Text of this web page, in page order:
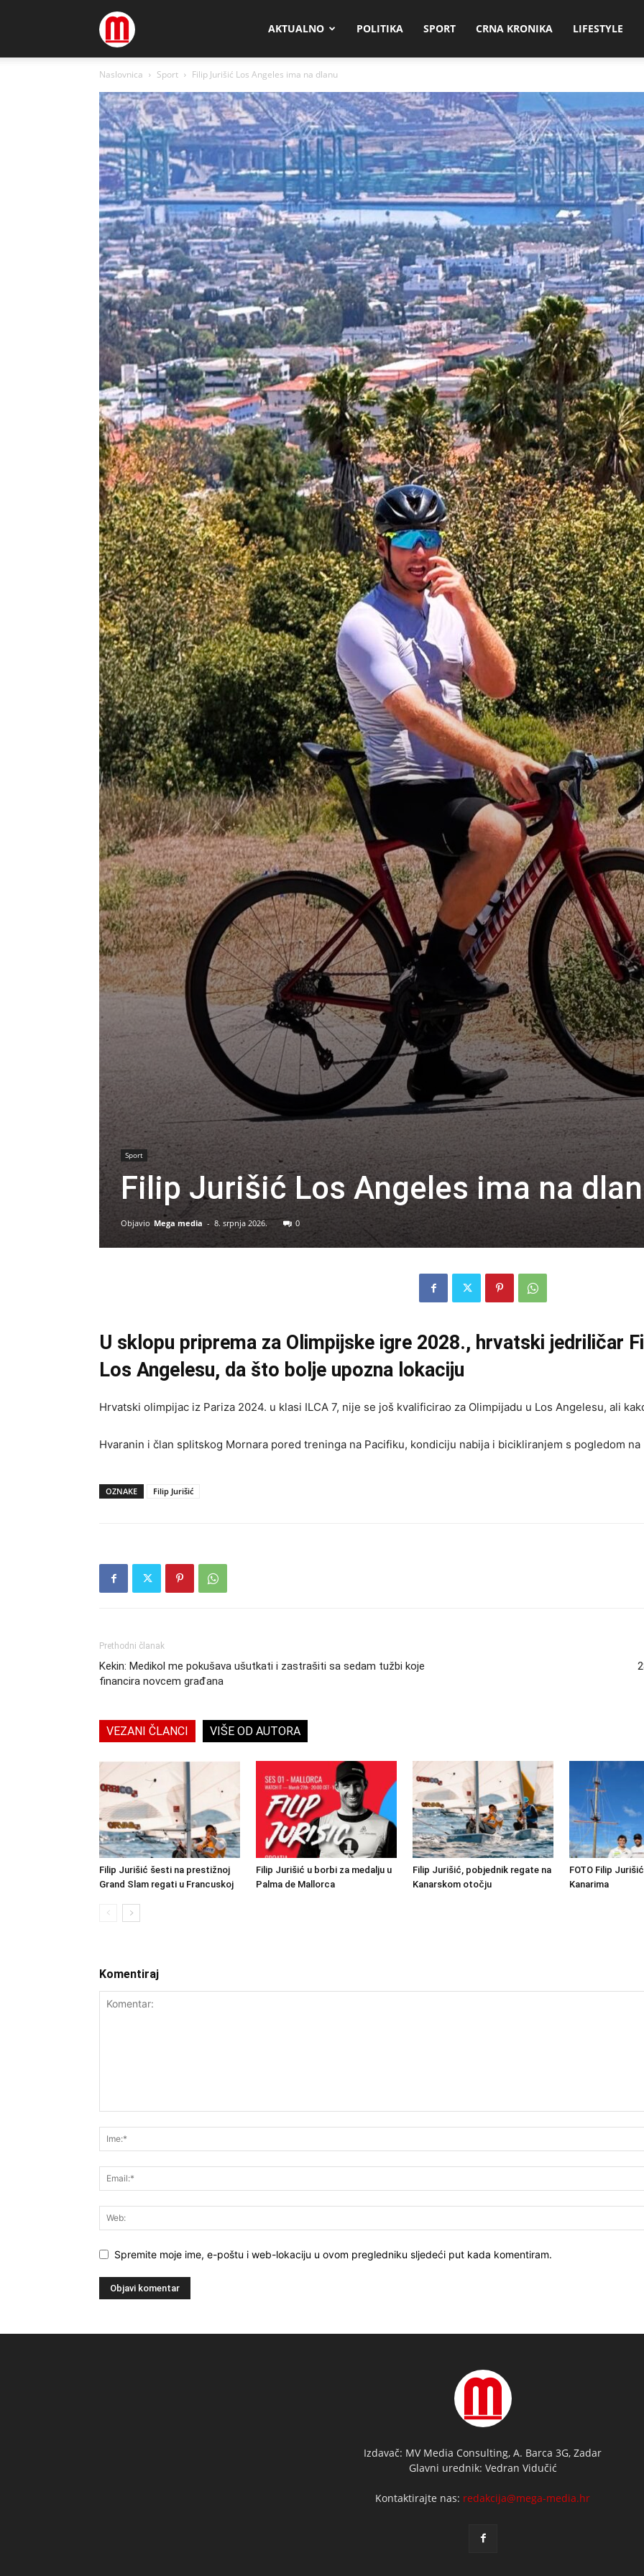
Megamedia AKTUALNO POLITIKA SPORT CRNA KRONIKA LIFESTYLE
Naslovnica Sport Filip Jurišić Los Angeles ima na dlanu
Sport
Filip Jurišić Los Angeles ima na
Objavio Mega media - 8. srpnja 2026. 0
U sklopu priprema za Olimpijske igre 2028., hrvatski jedriličar
Los Angelesu, da što bolje upozna lokaciju
Hrvatski olimpijac iz Pariza 2024. u klasi ILCA 7, nije se još kvalificirao za Olimpijadu u Los Angelesu, ali
Hvaranin i član splitskog Mornara pored treninga na Pacifiku, kondiciju nabija i bicikliranjem s pogledom na
OZNAKE Filip Jurišić
Prethodni članak
Kekin: Medikol me pokušava ušutkati i zastrašiti sa sedam tužbi koje
financira novcem građana
VEZANI ČLANCI VIŠE OD AUTORA
Filip Jurišić šesti na prestižnoj
Grand Slam regati u Francuskoj
Filip Jurišić u borbi za medalju u
Palma de Mallorca
Filip Jurišić, pobjednik regate na
Kanarskom otočju
FOTO Filip
Kanarima
Komentiraj
Spremite moje ime, e-poštu i web-lokaciju u ovom pregledniku sljedeći put kada komentiram.
Izdavač: MV Media Consulting, A. Barca 3G, Zadar
Glavni urednik: Vedran Vidučić
Kontaktirajte nas: redakcija@mega-media.hr